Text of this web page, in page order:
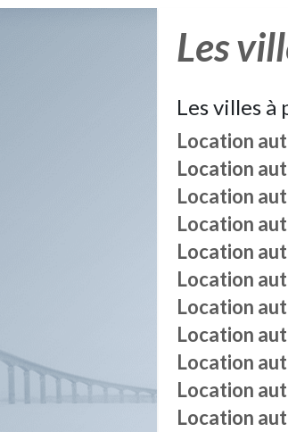
Les
Les villes
Location
Location
Location
Location
Location
Location
Location
Location
Location
Location
Location